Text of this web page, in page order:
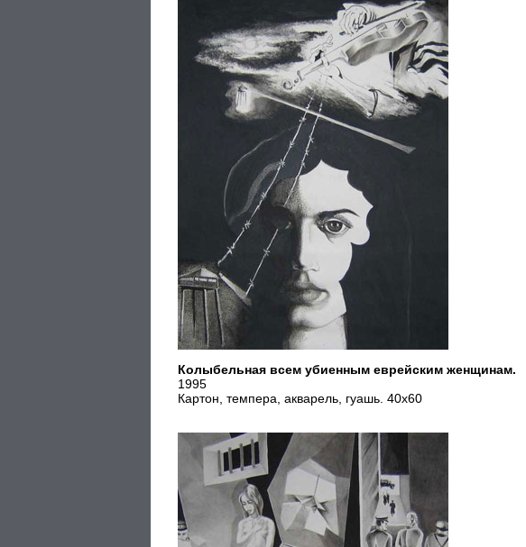
Колыбельная всем убиенным еврейским женщинам.
1995
Картон, темпера, акварель, гуашь. 40х60